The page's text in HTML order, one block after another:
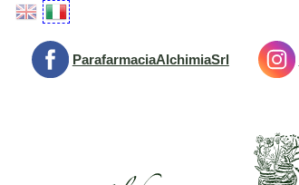
Passa
contenuto
principale
ParafarmaciaAlchimiaSrl